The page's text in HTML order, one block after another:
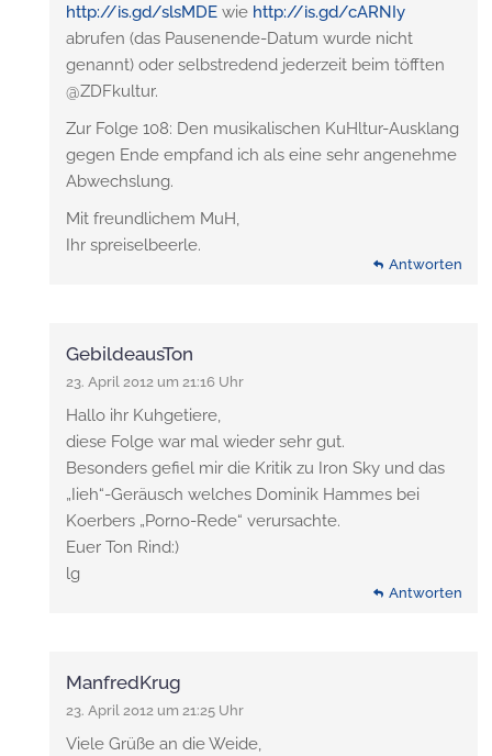
http://is.gd/slsMDE wie http://is.gd/cARNIy
abrufen (das Pausenende-Datum wurde nicht
genannt) oder selbstredend jederzeit beim töfften
@ZDFkultur.
Zur Folge 108: Den musikalischen KuHltur-Ausklang
gegen Ende empfand ich als eine sehr angenehme
Abwechslung.
Mit freundlichem MuH,
Ihr spreiselbeerle.
Antworten
GebildeausTon
23. April 2012 um 21:16 Uhr
Hallo ihr Kuhgetiere,
diese Folge war mal wieder sehr gut.
Besonders gefiel mir die Kritik zu Iron Sky und das
„Iieh“-Geräusch welches Dominik Hammes bei
Koerbers „Porno-Rede“ verursachte.
Euer Ton Rind:)
lg
Antworten
ManfredKrug
23. April 2012 um 21:25 Uhr
Viele Grüße an die Weide,